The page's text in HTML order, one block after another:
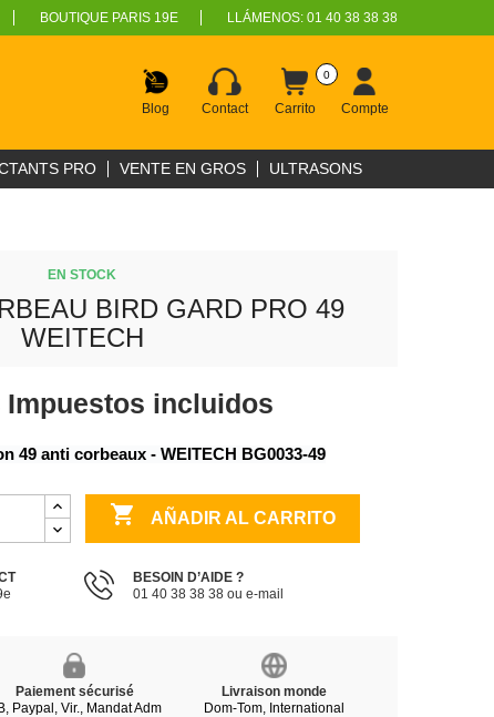
BOUTIQUE PARIS 19E LLÁMENOS: 01 40 38 38 38
Blog Contact Carrito
0
Compte
PRO VENTE EN GROS ULTRASONS
EN STOCK
BIRD GARD PRO 49
WEITECH
Impuestos incluidos
49 anti corbeaux - WEITECH BG0033-49
 AÑADIR AL CARRITO
BESOIN D’AIDE ?
01 40 38 38 38 ou e-mail
Paiement sécurisé
Paypal, Vir., Mandat Adm
Livraison monde
Dom-Tom, International